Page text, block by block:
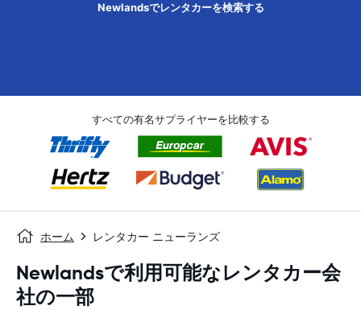
Newlandsでレンタカーを検索する
すべての有名サプライヤーを比較する
ホーム レンタカー ニューランズ
Newlandsで利用可能なレンタカー会
社の一部